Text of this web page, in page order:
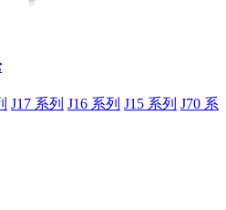
J17 系列 J16 系列 J15 系列 J70 系